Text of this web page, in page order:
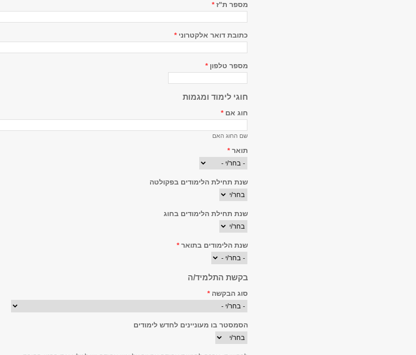
מספר ת"ז*
כתובת דואר אלקטרוני*
מספר טלפון*
חוגי לימוד ומגמות
חוג אם*
שם החוג האם
תואר*
שנת תחילת הלימודים בפקולטה
שנת תחילת הלימודים בחוג
שנת הלימודים בתואר*
בקשת התלמיד/ה
סוג הבקשה*
הסמסטר בו מעוניינים לחדש לימודים